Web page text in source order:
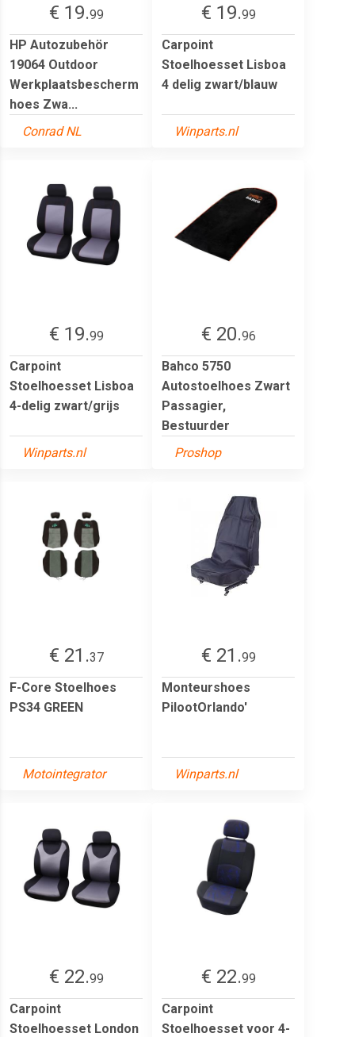
€ 19.99
HP Autozubehör
19064 Outdoor
Werkplaatsbescherm
hoes Zwa...
Conrad NL
€ 19.99
Carpoint
Stoelhoesset Lisboa
4 delig zwart/blauw
Winparts.nl
€ 19.99
Carpoint
Stoelhoesset Lisboa
4-delig zwart/grijs
Winparts.nl
€ 20.96
Bahco 5750
Autostoelhoes Zwart
Passagier,
Bestuurder
Proshop
€ 21.37
F-Core Stoelhoes
PS34 GREEN
Motointegrator
€ 21.99
Monteurshoes
PilootOrlando'
Winparts.nl
€ 22.99
Carpoint
Stoelhoesset London
€ 22.99
Carpoint
Stoelhoesset voor 4-